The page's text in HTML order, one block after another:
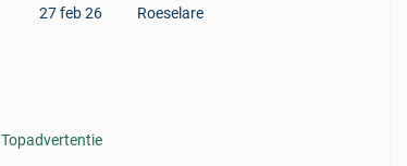
27 feb 26
Topadvertentie
Roeselare